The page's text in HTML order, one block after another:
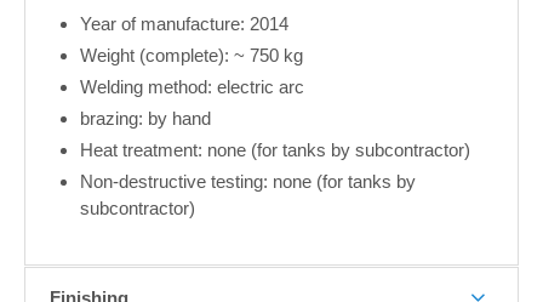
Year of manufacture: 2014
Weight (complete): ~ 750 kg
Welding method: electric arc
brazing: by hand
Heat treatment: none (for tanks by subcontractor)
Non-destructive testing: none (for tanks by
subcontractor)
Finishing